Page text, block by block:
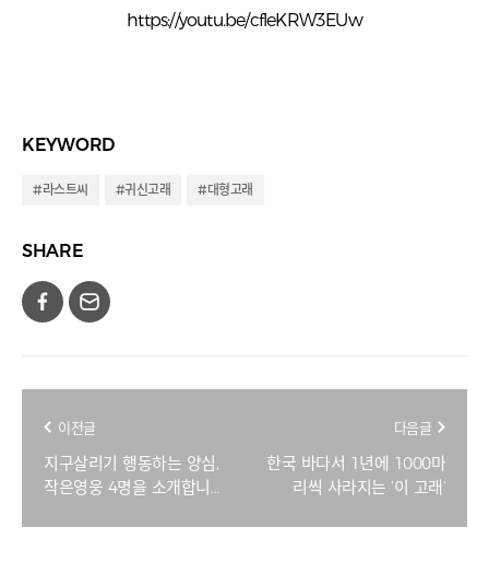
https://youtu.be/cfleKRW3EUw
KEYWORD
#라스트씨 #귀신고래 #대형고래
SHARE
이전글
지구살리기 행동하는 양심,
작은영웅 4명을 소개합니
다음글
한국 바다서 1년에 1000마
리씩 사라지는 ‘이 고래’